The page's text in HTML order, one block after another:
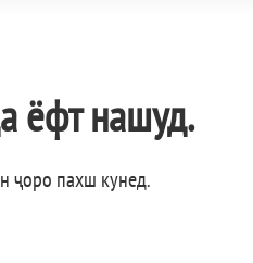
ёфт нашуд.
ҷоро пахш кунед.